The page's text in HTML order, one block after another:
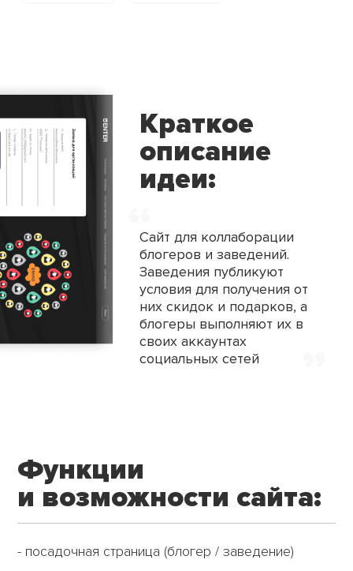
Краткое
описание
идеи:
,,
Сайт для коллаборации
блогеров и заведений.
Заведения публикуют
условия для получения от
них скидок и подарков, а
блогеры выполняют их в
своих аккаунтах
социальных сетей
Функции
и возможности сайта:
- посадочная страница (блогер / заведение)